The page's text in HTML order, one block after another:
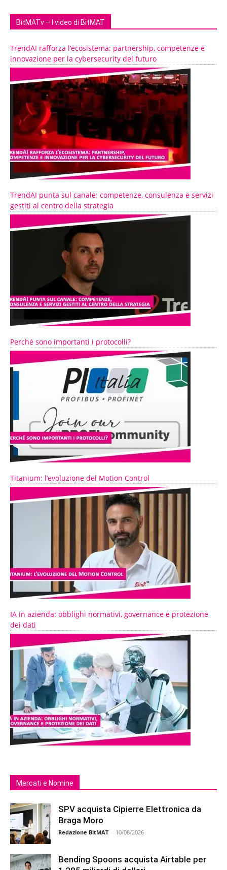
BitMATv – I video di BitMAT
TrendAI rafforza l’ecosistema: partnership, competenze e
innovazione per la cybersecurity del futuro
TrendAI punta sul canale: competenze, consulenza e servizi
gestiti al centro della strategia
Perché sono importanti i protocolli?
Titanium: l’evoluzione del Motion Control
IA in azienda: obblighi normativi, governance e protezione
dei dati
Mercati e Nomine
SPV acquista Cipierre Elettronica da
Braga Moro
Redazione BitMAT - 10/08/2026
Bending Spoons acquista Airtable per